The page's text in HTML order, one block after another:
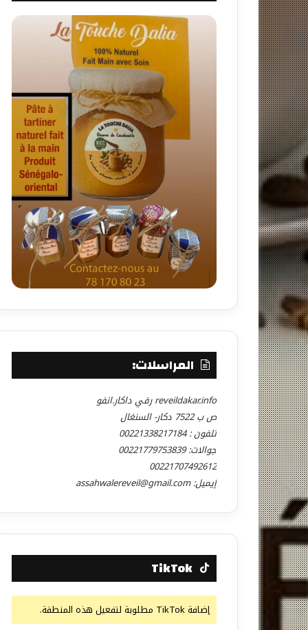
المراسلات:
reveildakar.info رفي داكار.انفو
ص ب 7522 دكار- السنغال
تلفون : 00221338217184
جوالات: 00221779753839
00221707492612
إيميل: assahwalereveil@gmail.com
TikTok
إضافة TikTok مطلوبة لتفعيل هذه المنطقة.